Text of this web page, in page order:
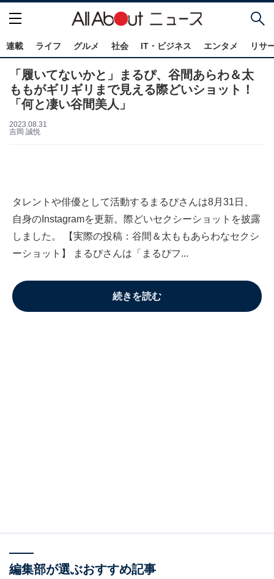
連載 ライフ グルメ 社会 IT・ビジネス エンタメ リサ
「履いてないかと」まるぴ、谷間あらわ＆太
ももがギリギリまで見える際どいショット！
「何と凄い谷間美人」
2023.08.31
吉岡 誠悦
タレントや俳優として活動するまるぴさんは8月31日、
自身のInstagramを更新。際どいセクシーショットを披露
しました。 【実際の投稿：谷間＆太ももあらわなセクシ
ーショット】 まるぴさんは「まるぴフ...
続きを読む
編集部が選ぶおすすめ記事